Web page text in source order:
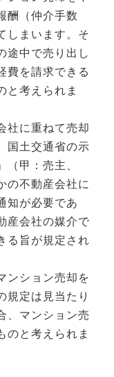
酬（仲介手数
しまいます。そ
途中で売り出し
費を請求できる
と考えられま
社に重ねて売却
国土交通省の示
（甲：売主、
の不動産会社に
知が必要であ
産会社の媒介で
る旨が規定され
ンション売却を
規定は見当たり
、マンション売
のと考えられま